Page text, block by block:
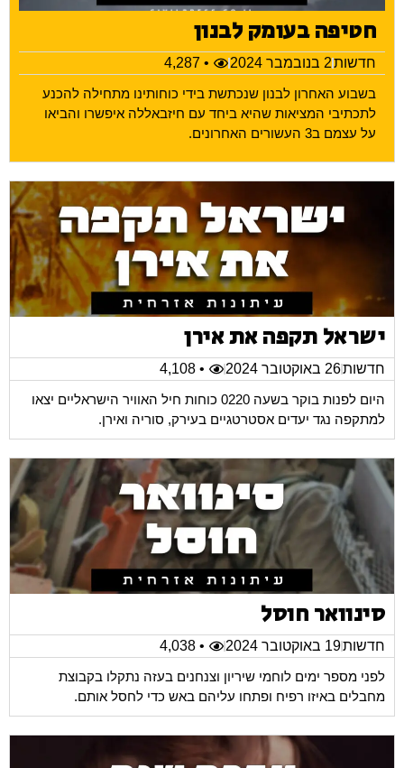
חטיפה בעומק לבנון
חדשות2 בנובמבר 2024
• 4,287
בשבוע האחרון לבנון שנכתשת בידי כוחותינו מתחילה להכנע
לתכתיבי המציאות שהיא ביחד עם חיזבאללה איפשרו והביאו
על עצמם ב3 העשורים האחרונים.
ישראל תקפה את אירן
חדשות26 באוקטובר 2024
• 4,108
היום לפנות בוקר בשעה 0220 כוחות חיל האוויר הישראליים יצאו
למתקפה נגד יעדים אסטרטגיים בעירק, סוריה ואירן.
סינוואר חוסל
חדשות19 באוקטובר 2024
• 4,038
לפני מספר ימים לוחמי שיריון וצנחנים בעזה נתקלו בקבוצת
מחבלים באיזו רפיח ופתחו עליהם באש כדי לחסל אותם.